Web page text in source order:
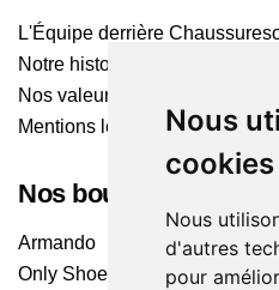
Nous
cookies
Nous
d'autres
pour
L'Équipe derrière
Notre histoire
Nos valeurs
Mentions légales
Nos boutiques
Armando
Only Shoes